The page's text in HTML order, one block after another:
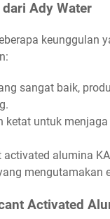
Ady Water
keunggulan
sangat baik,
ketat untuk
alumina
mengutamakan
Activated